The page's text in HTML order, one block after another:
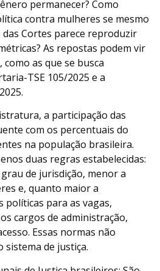
permanecer? Como
contra mulheres se mesmo
das Cortes parece reproduzir
As repostas podem vir
as que se busca
TSE 105/2025 e a
a participação das
com os percentuais do
na população brasileira.
duas regras estabelecidas:
de jurisdição, menor a
e, quanto maior a
políticas para as vagas,
cargos de administração,
Essas normas não
sistema de justiça.